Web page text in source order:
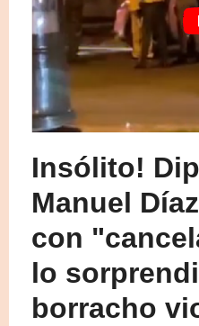
Insólito!
Manuel
con
lo
borracho